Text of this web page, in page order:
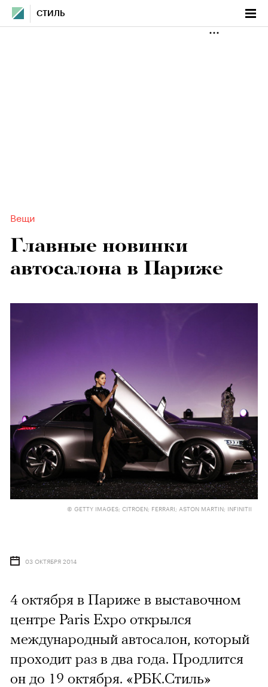
СТИЛЬ
Вещи
Главные новинки
автосалона в Париже
© GETTY IMAGES; CITROEN; FERRARI; ASTON MARTIN; INFINITII
03 ОКТЯБРЯ 2014
4 октября в Париже в выставочном
центре Paris Expo открылся
международный автосалон, который
проходит раз в два года. Продлится
он до 19 октября. «РБК.Стиль»